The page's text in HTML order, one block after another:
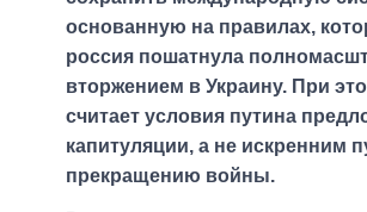
основанную на правилах,
россия пошатнула
вторжением в Украину. При
считает условия путина
капитуляции, а не искренним
прекращению войны.